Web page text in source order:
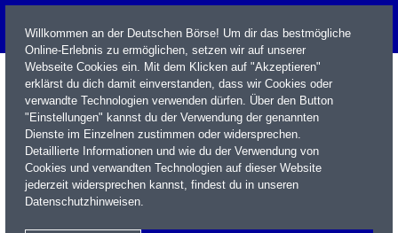
Name / WKN / ISIN / Kürzel
Willkommen an der Deutschen Börse! Um dir das bestmögliche
Online-Erlebnis zu ermöglichen, setzen wir auf unserer
Webseite Cookies ein. Mit dem Klicken auf "Akzeptieren"
erklärst du dich damit einverstanden, dass wir Cookies oder
verwandte Technologien verwenden dürfen. Über den Button
"Einstellungen" kannst du der Verwendung der genannten
Dienste im Einzelnen zustimmen oder widersprechen.
Detaillierte Informationen und wie du der Verwendung von
Cookies und verwandten Technologien auf dieser Website
jederzeit widersprechen kannst, findest du in unseren
Datenschutzhinweisen.